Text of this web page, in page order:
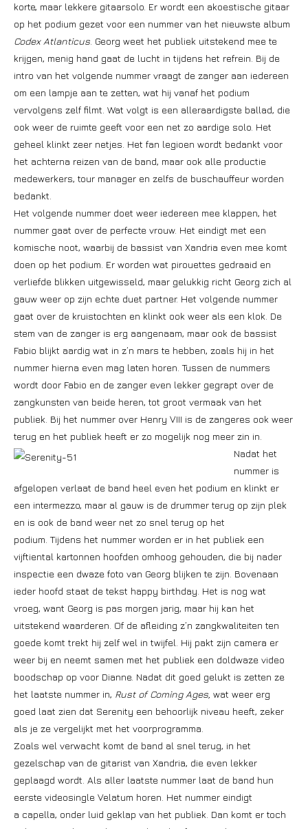
korte, maar lekkere gitaarsolo. Er wordt een akoestische gitaar
op het podium gezet voor een nummer van het nieuwste album
Codex Atlanticus . Georg weet het publiek uitstekend mee te
krijgen, menig hand gaat de lucht in tijdens het refrein. Bij de
intro van het volgende nummer vraagt de zanger aan iedereen
om een lampje aan te zetten, wat hij vanaf het podium
vervolgens zelf filmt. Wat volgt is een alleraardigste ballad, die
ook weer de ruimte geeft voor een net zo aardige solo. Het
geheel klinkt zeer netjes. Het fan legioen wordt bedankt voor
het achterna reizen van de band, maar ook alle productie
medewerkers, tour manager en zelfs de buschauffeur worden
bedankt.
Het volgende nummer doet weer iedereen mee klappen, het
nummer gaat over de perfecte vrouw. Het eindigt met een
komische noot, waarbij de bassist van Xandria even mee komt
doen op het podium. Er worden wat pirouettes gedraaid en
verliefde blikken uitgewisseld, maar gelukkig richt Georg zich al
gauw weer op zijn echte duet partner. Het volgende nummer
gaat over de kruistochten en klinkt ook weer als een klok. De
stem van de zanger is erg aangenaam, maar ook de bassist
Fabio blijkt aardig wat in z’n mars te hebben, zoals hij in het
nummer hierna even mag laten horen. Tussen de nummers
wordt door Fabio en de zanger even lekker gegrapt over de
zangkunsten van beide heren, tot groot vermaak van het
publiek. Bij het nummer over Henry VIII is de zangeres ook weer
terug en het publiek heeft er zo mogelijk nog meer zin in.
Nadat het
nummer is
afgelopen verlaat de band heel even het podium en klinkt er
een intermezzo, maar al gauw is de drummer terug op zijn plek
en is ook de band weer net zo snel terug op het
podium. Tijdens het nummer worden er in het publiek een
vijftiental kartonnen hoofden omhoog gehouden, die bij nader
inspectie een dwaze foto van Georg blijken te zijn. Bovenaan
ieder hoofd staat de tekst happy birthday. Het is nog wat
vroeg, want Georg is pas morgen jarig, maar hij kan het
uitstekend waarderen. Of de afleiding z’n zangkwaliteiten ten
goede komt trekt hij zelf wel in twijfel. Hij pakt zijn camera er
weer bij en neemt samen met het publiek een doldwaze video
boodschap op voor Dianne. Nadat dit goed gelukt is zetten ze
het laatste nummer in, Rust of Coming Ages, wat weer erg
goed laat zien dat Serenity een behoorlijk niveau heeft, zeker
als je ze vergelijkt met het voorprogramma.
Zoals wel verwacht komt de band al snel terug, in het
gezelschap van de gitarist van Xandria, die even lekker
geplaagd wordt. Als aller laatste nummer laat de band hun
eerste videosingle Velatum horen. Het nummer eindigt
a capella, onder luid geklap van het publiek. Dan komt er toch